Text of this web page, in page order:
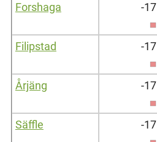
Forshaga -17
Filipstad -17
Årjäng -17
Säffle -17